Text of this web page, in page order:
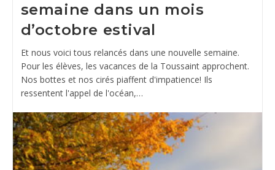
semaine dans un mois
d’octobre estival
Et nous voici tous relancés dans une nouvelle semaine.
Pour les élèves, les vacances de la Toussaint approchent.
Nos bottes et nos cirés piaffent d'impatience! Ils
ressentent l'appel de l'océan,…